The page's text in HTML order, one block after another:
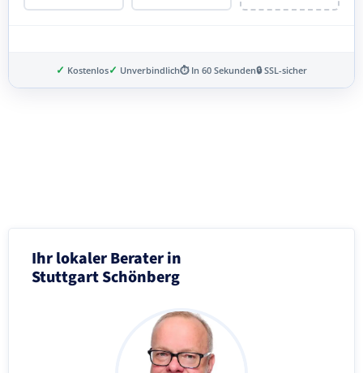
✓ Kostenlos✓ Unverbindlich⏱ In 60 Sekunden🔒 SSL-sicher
Ihr lokaler Berater in
Stuttgart Schönberg